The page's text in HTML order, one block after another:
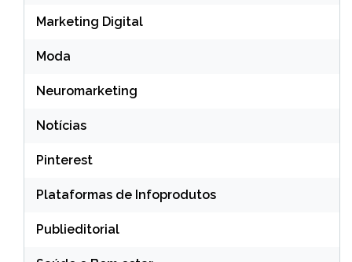
Marketing Digital
Moda
Neuromarketing
Notícias
Pinterest
Plataformas de Infoprodutos
Publieditorial